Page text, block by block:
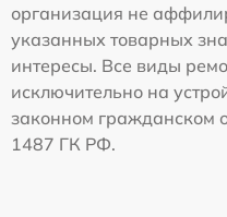
организация не
указанных товарных
интересы. Все виды
исключительно на
законном гражданском
1487 ГК РФ.